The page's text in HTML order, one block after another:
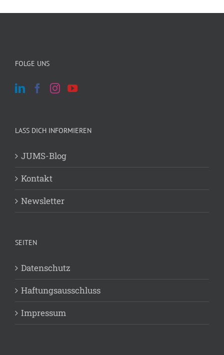
FOLGE UNS
LASS DICH INFORMIEREN
JUMS-Blog
Kontakt
Newsletter
SEITEN
Datenschutz
Haftungsausschluss
Impressum